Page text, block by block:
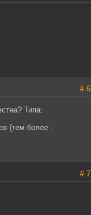
# 6
Типа:
(тем более -
# 7